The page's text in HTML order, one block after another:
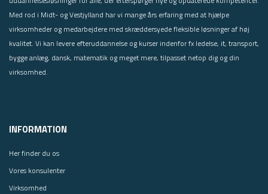
Med rod i Midt- og Vestjylland har vi mange års erfaring med at hjælpe
virksomheder og medarbejdere med skræddersyede fleksible løsninger af høj
kvalitet. Vi kan levere efteruddannelse og kurser indenfor fx ledelse, it, transport,
bygge anlæg, dansk, matematik og meget mere, tilpasset netop dig og din
virksomhed.
INFORMATION
Her finder du os
Vores konsulenter
Virksomhed